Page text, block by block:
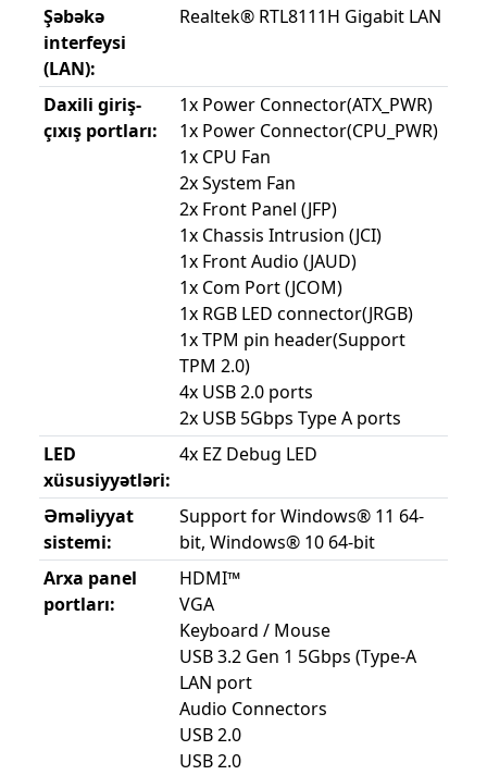
Şəbəkə
interfeysi
(LAN):
Realtek® RTL8111H Gigabit LAN
Daxili giriş-
çıxış portları:
1x Power Connector(ATX_PWR)
1x Power Connector(CPU_PWR)
1x CPU Fan
2x System Fan
2x Front Panel (JFP)
1x Chassis Intrusion (JCI)
1x Front Audio (JAUD)
1x Com Port (JCOM)
1x RGB LED connector(JRGB)
1x TPM pin header(Support
TPM 2.0)
4x USB 2.0 ports
2x USB 5Gbps Type A ports
LED
xüsusiyyətləri:
4x EZ Debug LED
Əməliyyat
sistemi:
Support for Windows® 11 64-
bit, Windows® 10 64-bit
Arxa panel
portları:
HDMI™
VGA
Keyboard / Mouse
USB 3.2 Gen 1 5Gbps (Type-A
LAN port
Audio Connectors
USB 2.0
USB 2.0